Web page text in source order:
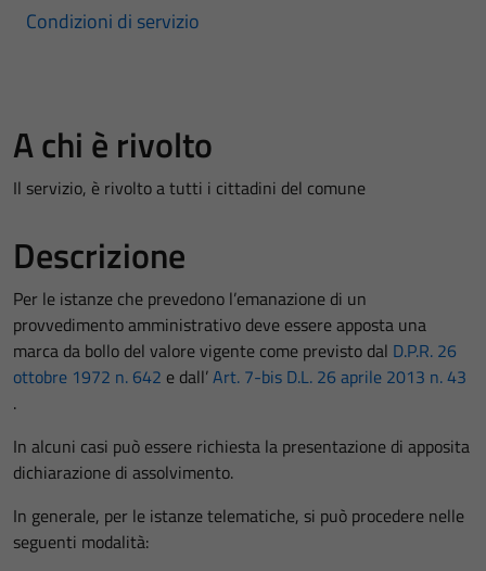
Condizioni di servizio
A chi è rivolto
Il servizio, è rivolto a tutti i cittadini del comune
Descrizione
Per le istanze che prevedono l’emanazione di un
provvedimento amministrativo deve essere apposta una
marca da bollo del valore vigente come previsto dal D.P.R. 26
ottobre 1972 n. 642 e dall’Art. 7-bis D.L. 26 aprile 2013 n. 43
.
In alcuni casi può essere richiesta la presentazione di apposita
dichiarazione di assolvimento.
In generale, per le istanze telematiche, si può procedere nelle
seguenti modalità: